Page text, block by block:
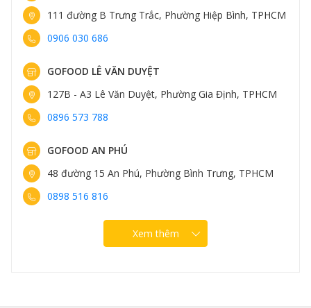
111 đường B Trưng Trắc, Phường Hiệp Bình, TPHCM
0906 030 686
GOFOOD LÊ VĂN DUYỆT
127B - A3 Lê Văn Duyệt, Phường Gia Định, TPHCM
0896 573 788
GOFOOD AN PHÚ
48 đường 15 An Phú, Phường Bình Trưng, TPHCM
0898 516 816
Xem thêm